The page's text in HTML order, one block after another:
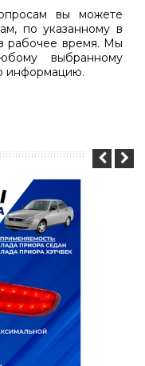
вы можете
по указанному в
рабочее время. Мы
выбранному
информацию.